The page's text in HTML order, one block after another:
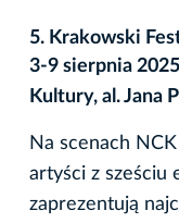
5. Krakowski
3-9 sierpnia
Kultury, al. Jana
Na scenach
artyści z sześciu
zaprezentują